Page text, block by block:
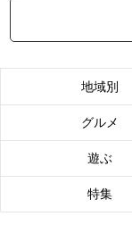
地域別
グルメ
遊ぶ
特集